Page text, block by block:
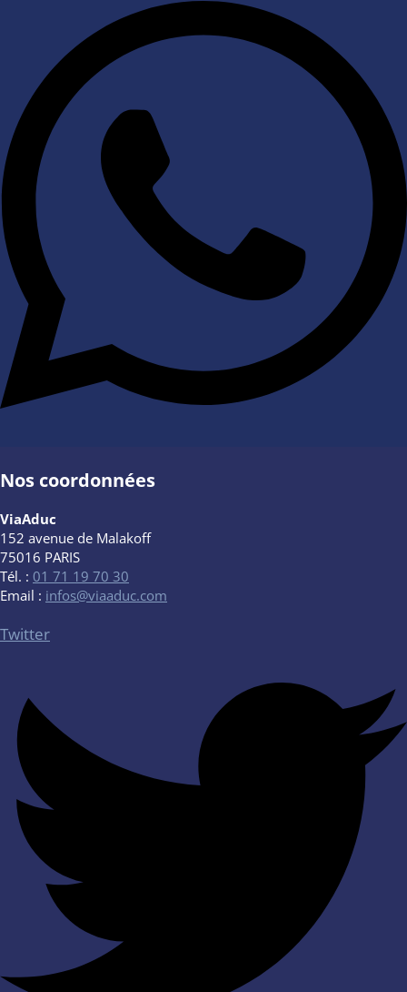
Nos coordonnées
ViaAduc
152 avenue de Malakoff
75016 PARIS
Tél. : 01 71 19 70 30
Email : infos@viaaduc.com
Twitter